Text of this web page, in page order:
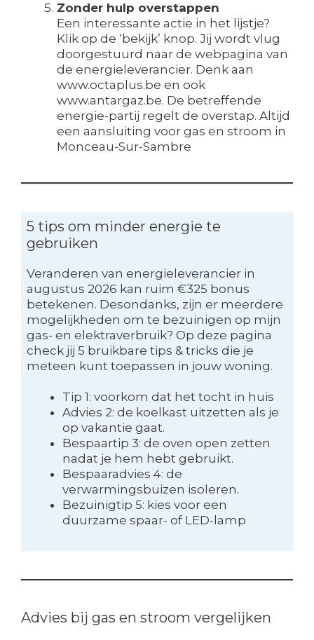
Zonder hulp overstappen
Een interessante actie in het lijstje?
Klik op de ‘bekijk’ knop. Jij wordt vlug
doorgestuurd naar de webpagina van
de energieleverancier. Denk aan
www.octaplus.be en ook
www.antargaz.be. De betreffende
energie-partij regelt de overstap. Altijd
een aansluiting voor gas en stroom in
Monceau-Sur-Sambre
5 tips om minder energie te
gebruiken
Veranderen van energieleverancier in
augustus 2026 kan ruim €325 bonus
betekenen. Desondanks, zijn er meerdere
mogelijkheden om te bezuinigen op mijn
gas- en elektraverbruik? Op deze pagina
check jij 5 bruikbare tips & tricks die je
meteen kunt toepassen in jouw woning.
Tip 1: voorkom dat het tocht in huis
Advies 2: de koelkast uitzetten als je
op vakantie gaat.
Bespaartip 3: de oven open zetten
nadat je hem hebt gebruikt.
Bespaaradvies 4: de
verwarmingsbuizen isoleren.
Bezuinigtip 5: kies voor een
duurzame spaar- of LED-lamp
Advies bij gas en stroom vergelijken